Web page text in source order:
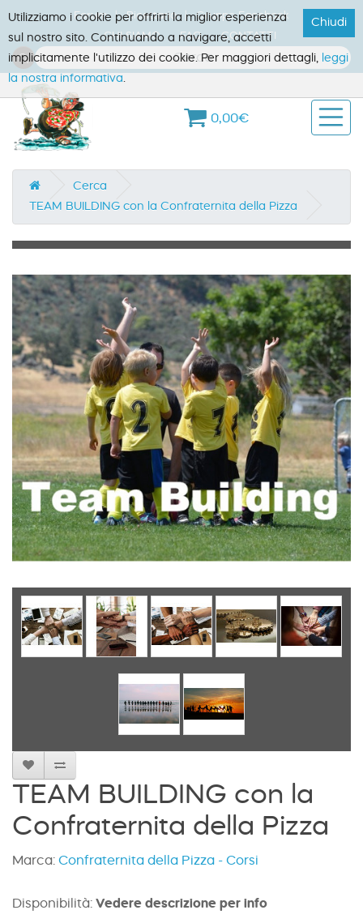
Forum Ricettario
Gruppo Facebook
CHI SIAMO
FAQ CONTATTI
0,00€
Cerca
TEAM BUILDING con la Confraternita della Pizza
TEAM BUILDING con la
Confraternita della Pizza
Marca: Confraternita della Pizza - Corsi
Disponibilità: Vedere descrizione per info
Chiudi
Utilizziamo i cookie per offrirti la miglior esperienza
sul nostro sito. Continuando a navigare, accetti
implicitamente l'utilizzo dei cookie. Per maggiori dettagli, leggi
la nostra informativa.